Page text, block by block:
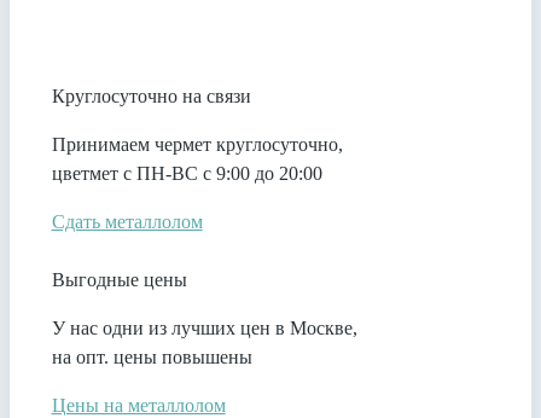
Круглосуточно на связи
Принимаем чермет круглосуточно,
цветмет с ПН-ВС с 9:00 до 20:00
Сдать металлолом
Выгодные цены
У нас одни из лучших цен в Москве,
на опт. цены повышены
Цены на металлолом